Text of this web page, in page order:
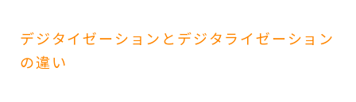
デジタイゼーションとデジタライゼーション
の違い